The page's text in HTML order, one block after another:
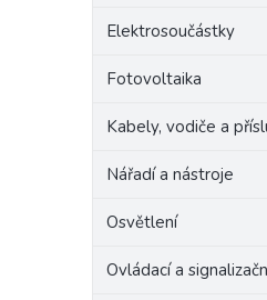
Elektrosoučástky
Fotovoltaika
Kabely, vodiče a
Nářadí a nástroje
Osvětlení
Ovládací a